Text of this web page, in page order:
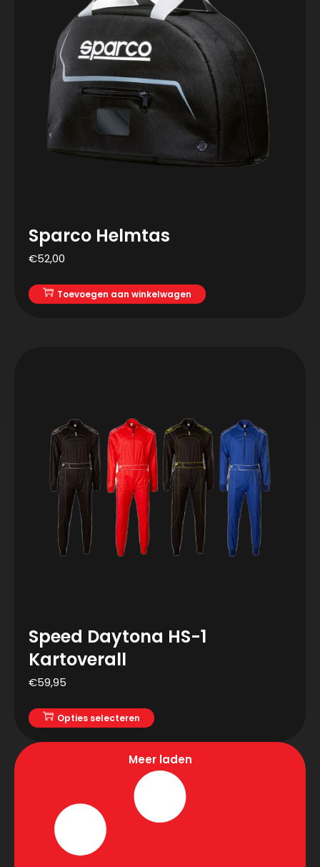
Sparco Helmtas
€52,00
Toevoegen aan winkelwagen
Speed Daytona HS-1
Kartoverall
€59,95
Opties selecteren
Meer laden